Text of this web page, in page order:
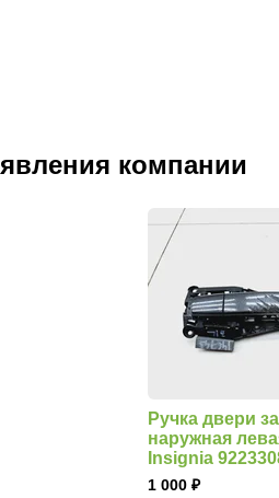
компании
Ручка двери
наружная
Insignia
1 000